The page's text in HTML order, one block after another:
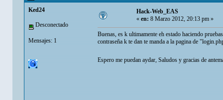
Ked24
Desconectado
Mensajes: 1
Hack-Web_EAS
«en:8 Marzo 2012, 20:13 pm »
Buenas, es k ultimamente eh estado haciendo
contraseña k te dan te manda a la pagina de
Espero me puedan aydar, Saludos y gracias de